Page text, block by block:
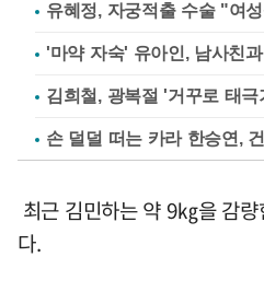
유혜정, 자궁적출 수술 "여
'마약 자숙' 유아인, 남사친
김희철, 광복절 '거꾸로 태
손 덜덜 떠는 카라 한승연,
최근 김민하는 약 9㎏을 감
다.